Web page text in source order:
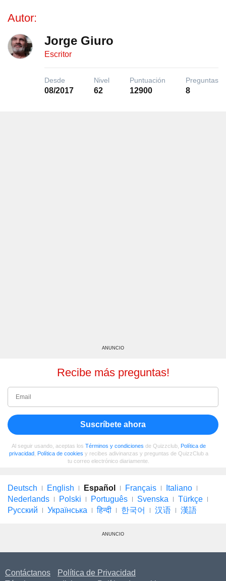
Autor:
Jorge Giuro
Escritor
Desde
08/2017
Nivel
62
Puntuación
12900
Preguntas
8
ANUNCIO
Recibe más preguntas!
Suscríbete ahora
Al seguir usando, aceptas los Términos y condiciones de Quizzclub, Política de
privacidad, Política de cookies y recibes adivinanzas y preguntas de QuizzClub a
tu correo electrónico diariamente.
Deutsch English Español Français
Italiano
Nederlands
Polski Português Svenska
Türkçe
Русский
Українська हिन्दी 한국어 汉语 漢語
ANUNCIO
Contáctanos
Política de Privacidad